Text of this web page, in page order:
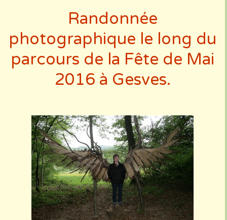
Randonnée
photographique le long du
parcours de la Fête de Mai
2016 à Gesves.